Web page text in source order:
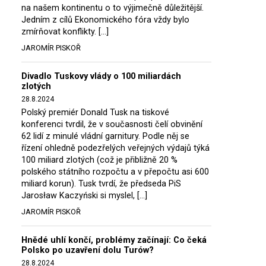
na našem kontinentu o to výjimečně důležitější.
Jedním z cílů Ekonomického fóra vždy bylo
zmírňovat konflikty. […]
JAROMÍR PISKOŘ
Divadlo Tuskovy vlády o 100 miliardách
zlotých
28.8.2024
Polský premiér Donald Tusk na tiskové
konferenci tvrdil, že v současnosti čelí obvinění
62 lidí z minulé vládní garnitury. Podle něj se
řízení ohledně podezřelých veřejných výdajů týká
100 miliard zlotých (což je přibližně 20 %
polského státního rozpočtu a v přepočtu asi 600
miliard korun). Tusk tvrdí, že předseda PiS
Jarosław Kaczyński si myslel, […]
JAROMÍR PISKOŘ
Hnědé uhlí končí, problémy začínají: Co čeká
Polsko po uzavření dolu Turów?
28.8.2024